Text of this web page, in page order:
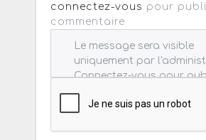
connectez-vous pour
commentaire